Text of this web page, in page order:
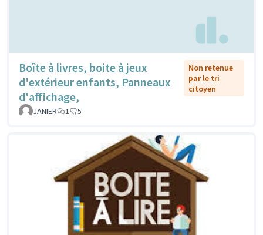
Boîte à livres, boite à jeux
d'extérieur enfants, Panneaux
d'affichage,
Non retenue
par le tri
citoyen
JANIER 1 5